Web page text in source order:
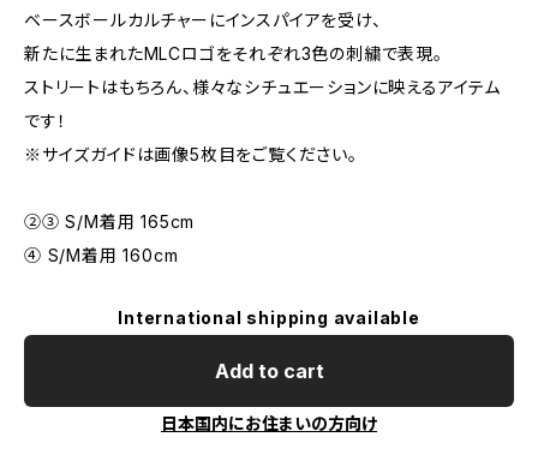
ベースボールカルチャーにインスパイアを受け、
新たに生まれたMLCロゴをそれぞれ3色の刺繍で表現。
ストリートはもちろん、様々なシチュエーションに映えるアイテム
です！
※サイズガイドは画像5枚目をご覧ください。
②③ S/M着用 165cm
④ S/M着用 160cm
International shipping available
Add to cart
日本国内にお住まいの方向け